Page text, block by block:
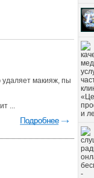
макияж, пы
...